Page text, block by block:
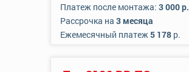
Платеж после монтажа: 3 000 р.
Рассрочка на 3 месяца
Ежемесячный платеж5 178р.